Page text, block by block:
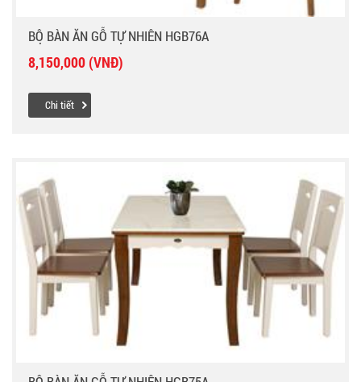
BỘ BÀN ĂN GỖ TỰ NHIÊN HGB76A
8,150,000 (VNĐ)
Chi tiết